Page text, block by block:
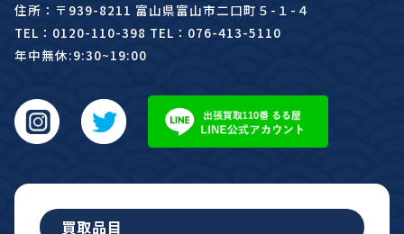
住所：〒939-8211 富山県富山市二口町５-１-４
TEL：0120-110-398 TEL：076-413-5110
年中無休:9:30~19:00
買取品目